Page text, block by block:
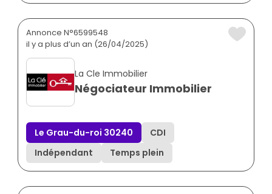
Annonce N°6599548
il y a plus d’un an (26/04/2025)
La Cle Immobilier
Négociateur Immobilier
Le Grau-du-roi 30240
CDI
Indépendant
Temps plein